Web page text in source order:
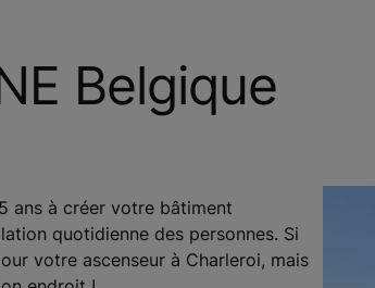
Belgique
ans à créer votre bâtiment
quotidienne des personnes. Si
votre ascenseur à Charleroi, mais